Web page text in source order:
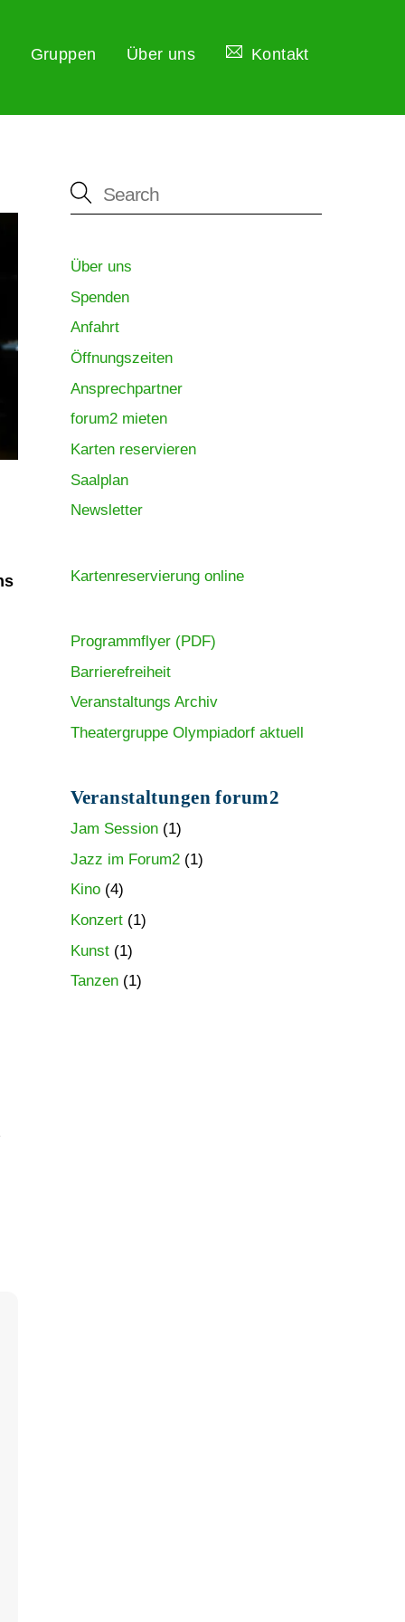
Gruppen Über uns Kontakt
Über uns
Spenden
Anfahrt
Öffnungszeiten
Ansprechpartner
forum2 mieten
Karten reservieren
Saalplan
Newsletter
Kartenreservierung online
Programmflyer (PDF)
Barrierefreiheit
Veranstaltungs Archiv
Theatergruppe Olympiadorf aktuell
Veranstaltungen forum2
Jam Session(1)
Jazz im Forum2(1)
Kino(4)
Konzert(1)
Kunst(1)
Tanzen(1)